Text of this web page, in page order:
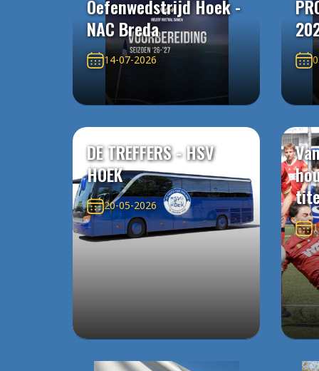
Oefenwedstrijd Hoek -
NAC Breda
14-07-2026
DE TREFFERS - HSV
HOEK
20-05-2026